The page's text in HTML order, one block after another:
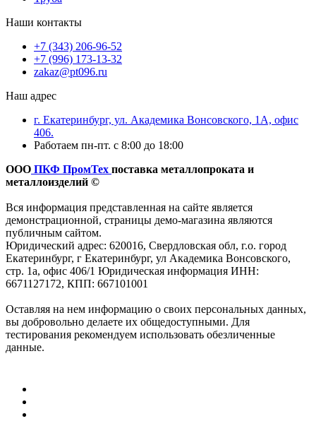
Наши контакты
+7 (343) 206-96-52
+7 (996) 173-13-32
zakaz@pt096.ru
Наш адрес
г. Екатеринбург, ул. Академика Вонсовского, 1А, офис
406.
Работаем пн-пт. с 8:00 до 18:00
ООО ПКФ ПромТех поставка металлопроката и
металлоизделий ©
Вся информация представленная на сайте является
демонстрационной, страницы демо-магазина являются
публичным сайтом.
Юридический адрес: 620016, Свердловская обл, г.о. город
Екатеринбург, г Екатеринбург, ул Академика Вонсовского,
стр. 1а, офис 406/1 Юридическая информация ИНН:
6671127172, КПП: 667101001
Оставляя на нем информацию о своих персональных данных,
вы добровольно делаете их общедоступными. Для
тестирования рекомендуем использовать обезличенные
данные.